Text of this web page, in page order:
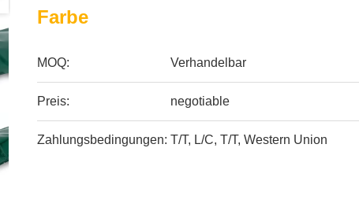
Farbe
MOQ: Verhandelbar
Preis: negotiable
Zahlungsbedingungen: T/T, L/C, T/T, Western Union